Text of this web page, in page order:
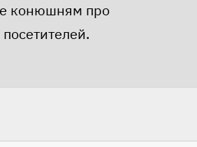
конюшням про